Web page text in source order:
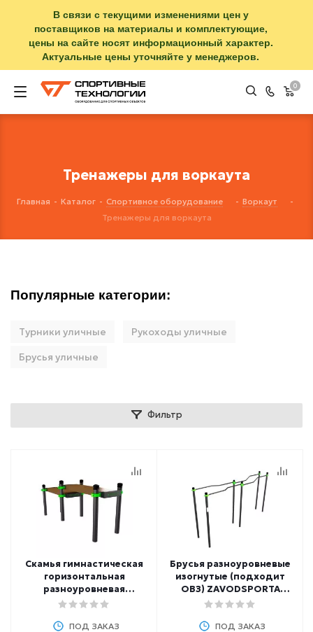
В связи с текущими изменениями цен у
поставщиков на материалы и комплектующие,
цены на сайте носят информационный характер.
Актуальные цены уточняйте у менеджеров.
0
Тренажеры для воркаута
Главная - Каталог - Спортивное оборудование - Воркаут
-
Тренажеры для воркаута
Популярные категории:
Турники уличные
Рукоходы уличные
Брусья уличные
Фильтр
Скамья гимнастическая
горизонтальная
разноуровневая
(двойная) ZAVODSPORTA
ПОД ЗАКАЗ
Брусья разноуровневые
изогнутые (подходит
ОВЗ) ZAVODSPORTA
W260 GTO
ПОД ЗАКАЗ